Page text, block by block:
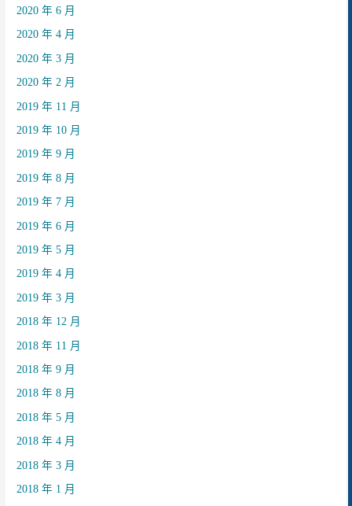
2020 年 6 月
2020 年 4 月
2020 年 3 月
2020 年 2 月
2019 年 11 月
2019 年 10 月
2019 年 9 月
2019 年 8 月
2019 年 7 月
2019 年 6 月
2019 年 5 月
2019 年 4 月
2019 年 3 月
2018 年 12 月
2018 年 11 月
2018 年 9 月
2018 年 8 月
2018 年 5 月
2018 年 4 月
2018 年 3 月
2018 年 1 月